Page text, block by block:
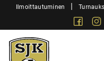
SiirryIlmoittautuminen |
Sjk-
Juniorit